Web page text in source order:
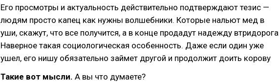
Его просмотры и актуальность действительно подтверждают тезис —
людям просто капец как нужны волшебники. Которые нальют мед в
уши, скажут, что все получится, а в конце продадут надежду
Наверное такая социологическая особенность. Даже если один уже
ушел, его нишу обязательно займет другой и продолжит доить корову
Такие вот мысли. А вы что думаете?